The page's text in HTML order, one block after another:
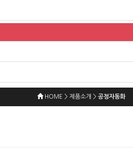
HOME > 제품소개 > 공정자동화